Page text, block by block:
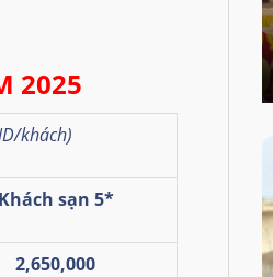
2025
khách)
Khách sạn 5*
2,650,000